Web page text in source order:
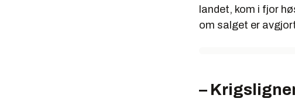
landet, kom i fjor
om salget er
–